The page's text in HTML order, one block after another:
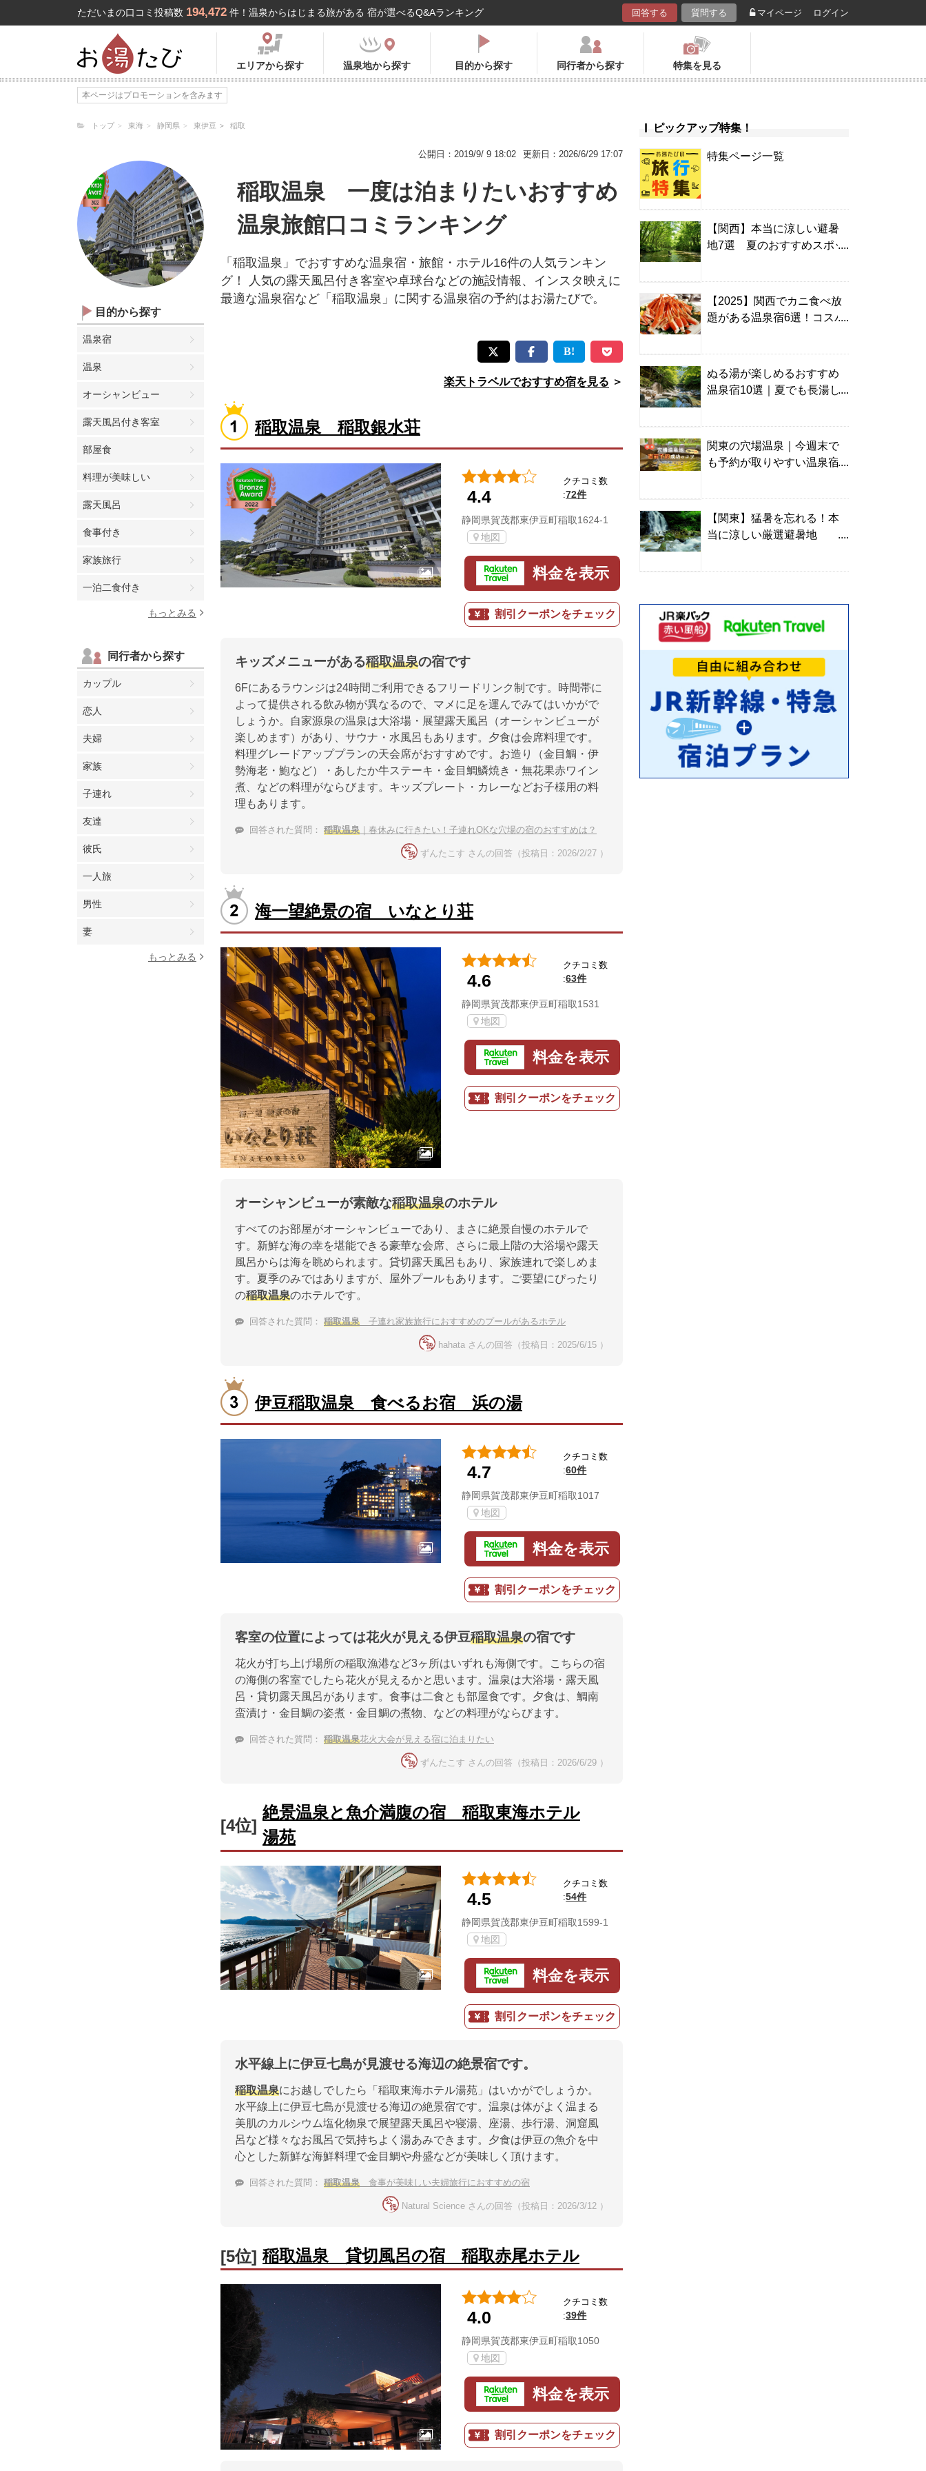
ただいまの口コミ投稿数 194,472 件！温泉からはじまる旅がある 宿が選べるQ&Aランキング 回答する 質問する マイページ ログイン
エリアから探す 温泉地から探す 目的から探す 同行者から探す 特集を見る
本ページはプロモーションを含みます
トップ 東海 静岡県 東伊豆 稲取
公開日：2019/9/ 9 18:02 更新日：2026/6/29 17:07
目的から探す
温泉宿
温泉
オーシャンビュー
露天風呂付き客室
部屋食
料理が美味しい
露天風呂
食事付き
家族旅行
一泊二食付き
もっとみる
同行者から探す
カップル
恋人
夫婦
家族
子連れ
友達
彼氏
一人旅
男性
妻
もっとみる
稲取温泉 一度は泊まりたいおすすめ
温泉旅館口コミランキング
「稲取温泉」でおすすめな温泉宿・旅館・ホテル16件の人気ランキン
グ！ 人気の露天風呂付き客室や卓球台などの施設情報、インスタ映えに
最適な温泉宿など「稲取温泉」に関する温泉宿の予約はお湯たびで。
楽天トラベルでおすすめ宿を見る ＞
稲取温泉 稲取銀水荘
4.4
クチコミ数
:72件
静岡県賀茂郡東伊豆町稲取1624-1
地図
料金を表示
割引クーポンをチェック
キッズメニューがある稲取温泉の宿です
6Fにあるラウンジは24時間ご利用できるフリードリンク制です。時間帯に
よって提供される飲み物が異なるので、マメに足を運んでみてはいかがで
しょうか。自家源泉の温泉は大浴場・展望露天風呂（オーシャンビューが
楽しめます）があり、サウナ・水風呂もあります。夕食は会席料理です。
料理グレードアッププランの天会席がおすすめです。お造り（金目鯛・伊
勢海老・鮑など）・あしたか牛ステーキ・金目鯛鱗焼き・無花果赤ワイン
煮、などの料理がならびます。キッズプレート・カレーなどお子様用の料
理もあります。
回答された質問： 稲取温泉 ｜春休みに行きたい！子連れOKな穴場の宿のおすすめは？
ずんたこす さんの回答（投稿日：2026/2/27 ）
海一望絶景の宿 いなとり荘
4.6
クチコミ数
:63件
静岡県賀茂郡東伊豆町稲取1531
地図
料金を表示
割引クーポンをチェック
オーシャンビューが素敵な稲取温泉のホテル
すべてのお部屋がオーシャンビューであり、まさに絶景自慢のホテルで
す。新鮮な海の幸を堪能できる豪華な会席、さらに最上階の大浴場や露天
風呂からは海を眺められます。貸切露天風呂もあり、家族連れで楽しめま
す。夏季のみではありますが、屋外プールもあります。ご要望にぴったり
の稲取温泉のホテルです。
回答された質問： 稲取温泉 子連れ家族旅行におすすめのプールがあるホテル
hahata さんの回答（投稿日：2025/6/15 ）
伊豆稲取温泉 食べるお宿 浜の湯
4.7
クチコミ数
:60件
静岡県賀茂郡東伊豆町稲取1017
地図
料金を表示
割引クーポンをチェック
客室の位置によっては花火が見える伊豆稲取温泉の宿です
花火が打ち上げ場所の稲取漁港など3ヶ所はいずれも海側です。こちらの宿
の海側の客室でしたら花火が見えるかと思います。温泉は大浴場・露天風
呂・貸切露天風呂があります。食事は二食とも部屋食です。夕食は、鯛南
蛮漬け・金目鯛の姿煮・金目鯛の煮物、などの料理がならびます。
回答された質問： 稲取温泉花火大会が見える宿に泊まりたい
ずんたこす さんの回答（投稿日：2026/6/29 ）
[4位]
絶景温泉と魚介満腹の宿 稲取東海ホテル
湯苑
4.5
クチコミ数
:54件
静岡県賀茂郡東伊豆町稲取1599-1
地図
料金を表示
割引クーポンをチェック
水平線上に伊豆七島が見渡せる海辺の絶景宿です。
稲取温泉にお越しでしたら「稲取東海ホテル湯苑」はいかがでしょうか。
水平線上に伊豆七島が見渡せる海辺の絶景宿です。温泉は体がよく温まる
美肌のカルシウム塩化物泉で展望露天風呂や寝湯、座湯、歩行湯、洞窟風
呂など様々なお風呂で気持ちよく湯あみできます。夕食は伊豆の魚介を中
心とした新鮮な海鮮料理で金目鯛や舟盛などが美味しく頂けます。
回答された質問： 稲取温泉 食事が美味しい夫婦旅行におすすめの宿
Natural Science さんの回答（投稿日：2026/3/12 ）
[5位] 稲取温泉 貸切風呂の宿 稲取赤尾ホテル
4.0
クチコミ数
:39件
静岡県賀茂郡東伊豆町稲取1050
地図
料金を表示
割引クーポンをチェック
ピックアップ特集！
特集ページ一覧
【関西】本当に涼しい避暑
地7選 夏のおすすめスポッ
【2025】関西でカニ食べ放
題がある温泉宿6選！コスパ
ぬる湯が楽しめるおすすめ
温泉宿10選｜夏でも長湯し
関東の穴場温泉｜今週末で
も予約が取りやすい温泉宿
【関東】猛暑を忘れる！本
当に涼しい厳選避暑地